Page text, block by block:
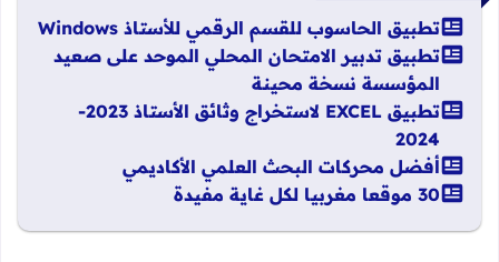
تطبيق الحاسوب للقسم الرقمي للأستاذ Windows
تطبيق تدبير الامتحان المحلي الموحد على صعيد
المؤسسة نسخة محينة
تطبيق EXCEL لاستخراج وثائق الأستاذ 2023-
2024
أفضل محركات البحث العلمي الأكاديمي
30 موقعا مغربيا لكل غاية مفيدة